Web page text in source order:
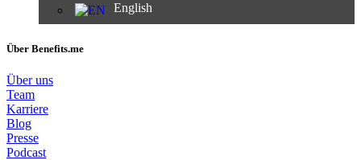
English
Über Benefits.me
Über uns
Team
Karriere
Blog
Presse
Podcast